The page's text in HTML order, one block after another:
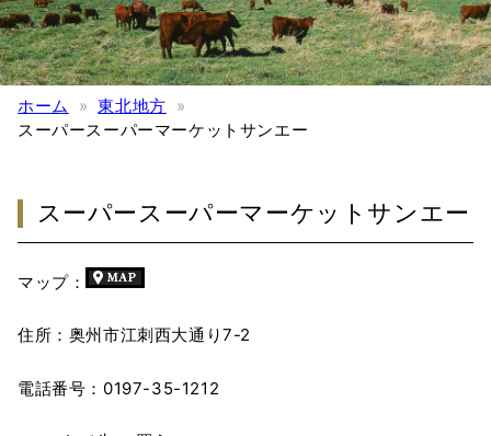
ホーム
東北地方
スーパースーパーマーケットサンエー
スーパースーパーマーケットサンエー
マップ：
住所：奥州市江刺西大通り7-2
電話番号：0197-35-1212